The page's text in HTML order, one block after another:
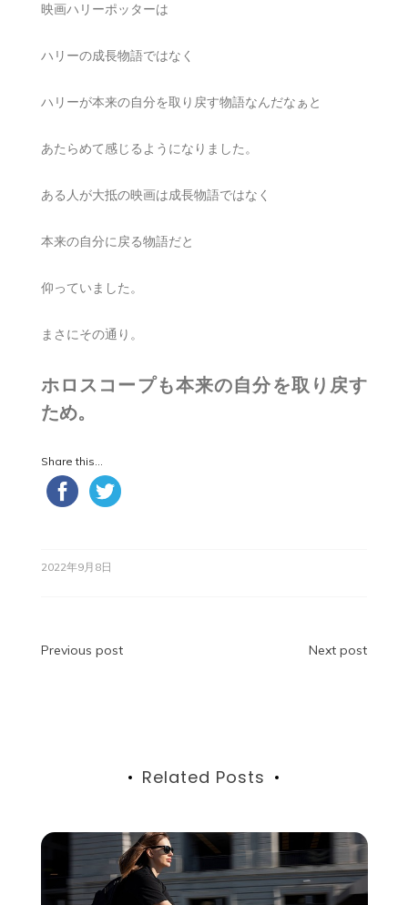
映画ハリーポッターは
ハリーの成長物語ではなく
ハリーが本来の自分を取り戻す物語なんだなぁと
あたらめて感じるようになりました。
ある人が大抵の映画は成長物語ではなく
本来の自分に戻る物語だと
仰っていました。
まさにその通り。
ホロスコープも本来の自分を取り戻す
ため。
Share this...
2022年9月8日
投
ー
シ
Previous post Next post
Related Posts